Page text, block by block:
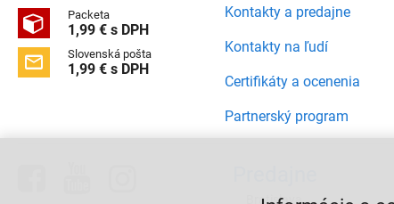
 Packeta
1,99 € s DPH
 Slovenská pošta
1,99 € s DPH
Kontakty a predajne
Kontakty na ľudí
Certifikáty a ocenenia
Partnerský program
Bratislava,